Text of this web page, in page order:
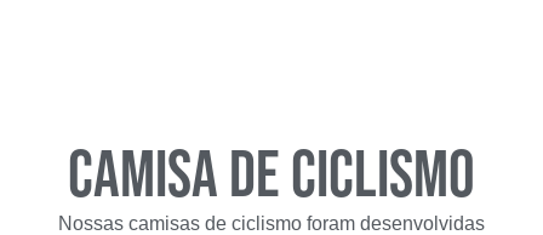
CAMISA DE CICLISMO
Nossas camisas de ciclismo foram desenvolvidas